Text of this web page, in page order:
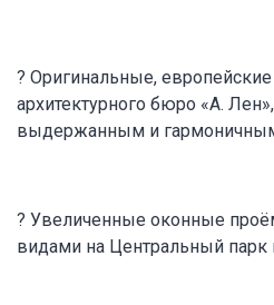
? Оригинальные,
архитектурного бюро «А.
выдержанным и
? Увеличенные оконные
видами на Центральный парк